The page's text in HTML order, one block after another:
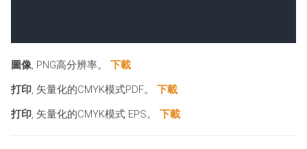
圖像, PNG高分辨率。 下載
打印, 矢量化的CMYK模式PDF。
下載
打印, 矢量化的CMYK模式 EPS。 下載